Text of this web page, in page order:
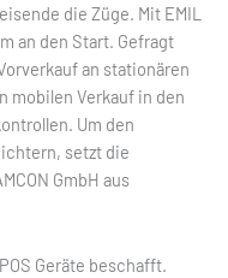
die Züge. Mit EMIL
an den Start. Gefragt
an stationären
mobilen Verkauf in den
Um den
setzt die
GmbH aus
Geräte beschafft.